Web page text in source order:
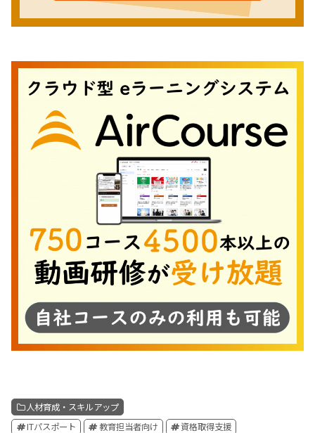
人材育成・スキルアップ
ITパスポート
教育担当者向け 資格取得支援